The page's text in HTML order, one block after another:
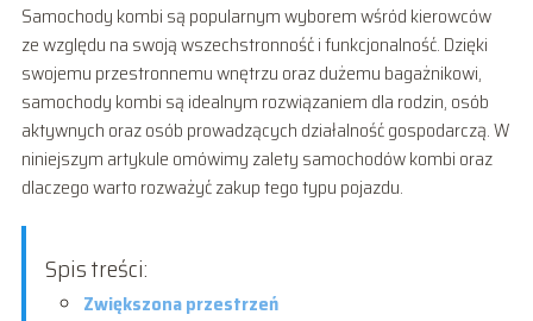
Samochody kombi są popularnym wyborem wśród kierowców
ze względu na swoją wszechstronność i funkcjonalność. Dzięki
swojemu przestronnemu wnętrzu oraz dużemu bagażnikowi,
samochody kombi są idealnym rozwiązaniem dla rodzin, osób
aktywnych oraz osób prowadzących działalność gospodarczą. W
niniejszym artykule omówimy zalety samochodów kombi oraz
dlaczego warto rozważyć zakup tego typu pojazdu.
Spis treści:
Zwiększona przestrzeń